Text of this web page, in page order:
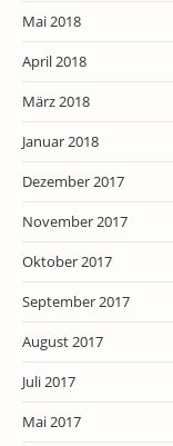
Mai 2018
April 2018
März 2018
Januar 2018
Dezember 2017
November 2017
Oktober 2017
September 2017
August 2017
Juli 2017
Mai 2017